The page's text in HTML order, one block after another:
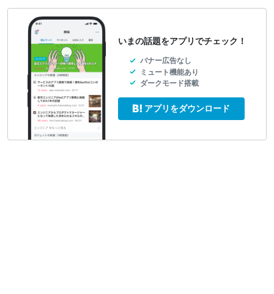
いまの話題をアプリでチェック！
バナー広告なし
ミュート機能あり
ダークモード搭載
アプリをダウンロード